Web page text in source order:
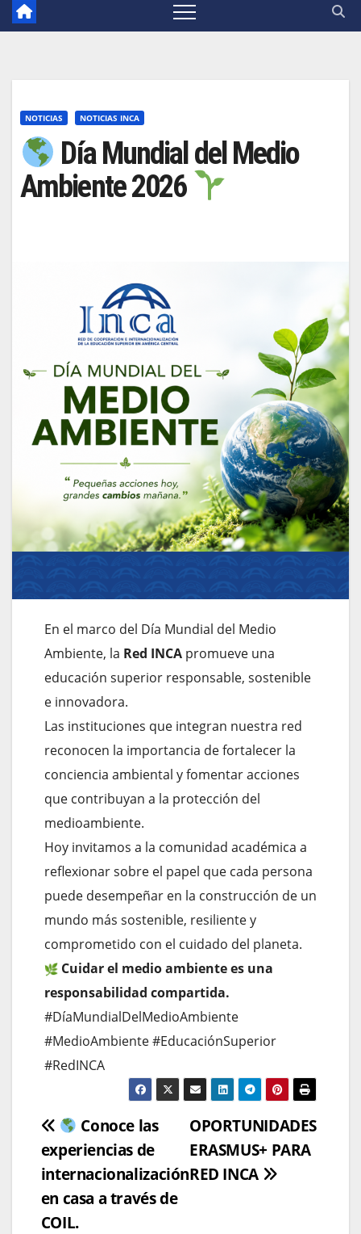
NOTICIAS NOTICIAS INCA
Día Mundial del Medio
Ambiente 2026
En el marco del Día Mundial del Medio
Ambiente, la Red INCA promueve una
educación superior responsable, sostenible
e innovadora.
Las instituciones que integran nuestra red
reconocen la importancia de fortalecer la
conciencia ambiental y fomentar acciones
que contribuyan a la protección del
medioambiente.
Hoy invitamos a la comunidad académica a
reflexionar sobre el papel que cada persona
puede desempeñar en la construcción de un
mundo más sostenible, resiliente y
comprometido con el cuidado del planeta.
Cuidar el medio ambiente es una
responsabilidad compartida.
#DíaMundialDelMedioAmbiente
#MedioAmbiente #EducaciónSuperior
#RedINCA
Navegación
de
entradas
OPORTUNIDADES
ERASMUS+ PARA
RED INCA
Conoce las
experiencias de
internacionalización
en casa a través de
COIL.